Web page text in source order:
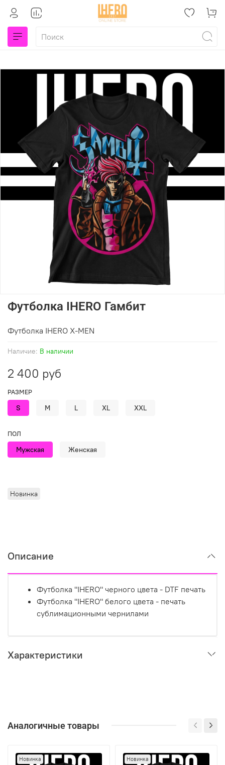
Наличие: В наличии
Новинка
Футболка IHERO Гамбит
2 400 руб
РАЗМЕР
S M L XL XXL
ПОЛ
Мужская Женская
Футболка IHERO X-MEN
Описание
Футболка "IHERO" черного цвета - DTF печать
Футболка "IHERO" белого цвета - печать
сублимационными чернилами
Характеристики
Аналогичные товары
Новинка Новинка